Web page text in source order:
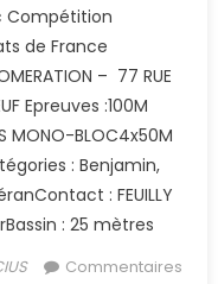
Compétition
de France
– 77 RUE
Epreuves :100M
MONO-BLOC4x50M
: Benjamin,
: FEUILLY
: 25 mètres
Commentaires